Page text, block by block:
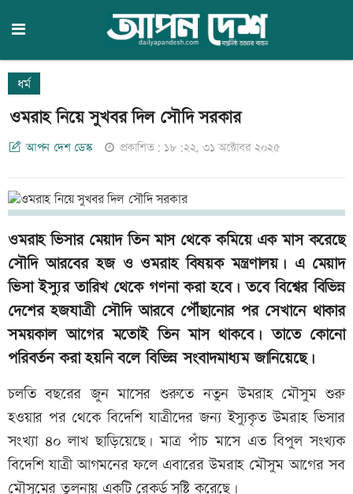
ধর্ম
ওমরাহ নিয়ে সুখবর দিল সৌদি সরকার
আপন দেশ ডেস্ক প্রকাশিত: ১৮:২২, ৩১ অক্টোবর ২০২৫
ওমরাহ ভিসার মেয়াদ তিন মাস থেকে কমিয়ে এক মাস করেছে
সৌদি আরবের হজ ও ওমরাহ বিষয়ক মন্ত্রণালয়। এ মেয়াদ
ভিসা ইস্যুর তারিখ থেকে গণনা করা হবে। তবে বিশ্বের বিভিন্ন
দেশের হজযাত্রী সৌদি আরবে পৌঁছানোর পর সেখানে থাকার
সময়কাল আগের মতোই তিন মাস থাকবে। তাতে কোনো
পরিবর্তন করা হয়নি বলে বিভিন্ন সংবাদমাধ্যম জানিয়েছে।
চলতি বছরের জুন মাসের শুরুতে নতুন উমরাহ মৌসুম শুরু
হওয়ার পর থেকে বিদেশি যাত্রীদের জন্য ইস্যুকৃত উমরাহ ভিসার
সংখ্যা ৪০ লাখ ছাড়িয়েছে। মাত্র পাঁচ মাসে এত বিপুল সংখ্যক
বিদেশি যাত্রী আগমনের ফলে এবারের উমরাহ মৌসুম আগের সব
মৌসুমের তুলনায় একটি রেকর্ড সৃষ্টি করেছে।